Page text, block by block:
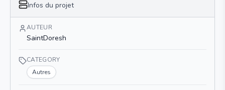
Infos du projet
AUTEUR
SaintDoresh
CATEGORY
Autres